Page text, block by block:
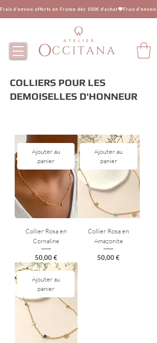
Frais d'envois offerts en France dès 100€ d'achat
COLLIERS POUR LES
DEMOISELLES D'HONNEUR
Ajouter au
panier
Collier Rosa en
Cornaline
Prix
50,00 €
Ajouter au
panier
Collier Rosa en
Amazonite
Prix
50,00 €
Ajouter au
panier